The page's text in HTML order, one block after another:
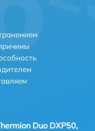
Duo DXP50,